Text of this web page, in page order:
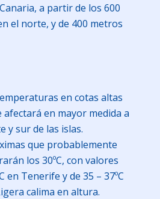
a partir de los 600
el norte, y de 400 metros
en cotas altas
afectará en mayor medida a
y sur de las islas.
que probablemente
los 30ºC, con valores
en Tenerife y de 35 – 37ºC
calima en altura.